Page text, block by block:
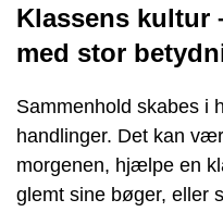
Klassens kultur
med stor
Sammenhold skabes i
handlinger. Det kan
morgenen, hjælpe en
glemt sine bøger, eller